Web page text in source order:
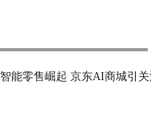
智能零售崛起 京东AI商城引